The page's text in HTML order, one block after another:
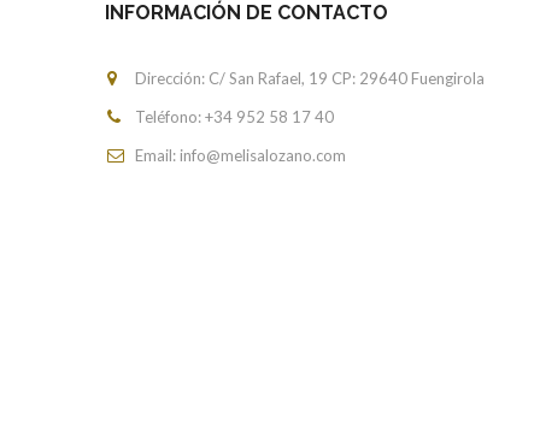
INFORMACIÓN DE CONTACTO
Dirección: C/ San Rafael, 19 CP: 29640 Fuengirola
Teléfono: +34 952 58 17 40
Email: info@melisalozano.com